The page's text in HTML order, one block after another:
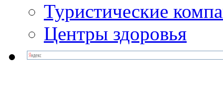
Туристические
Центры здоровья